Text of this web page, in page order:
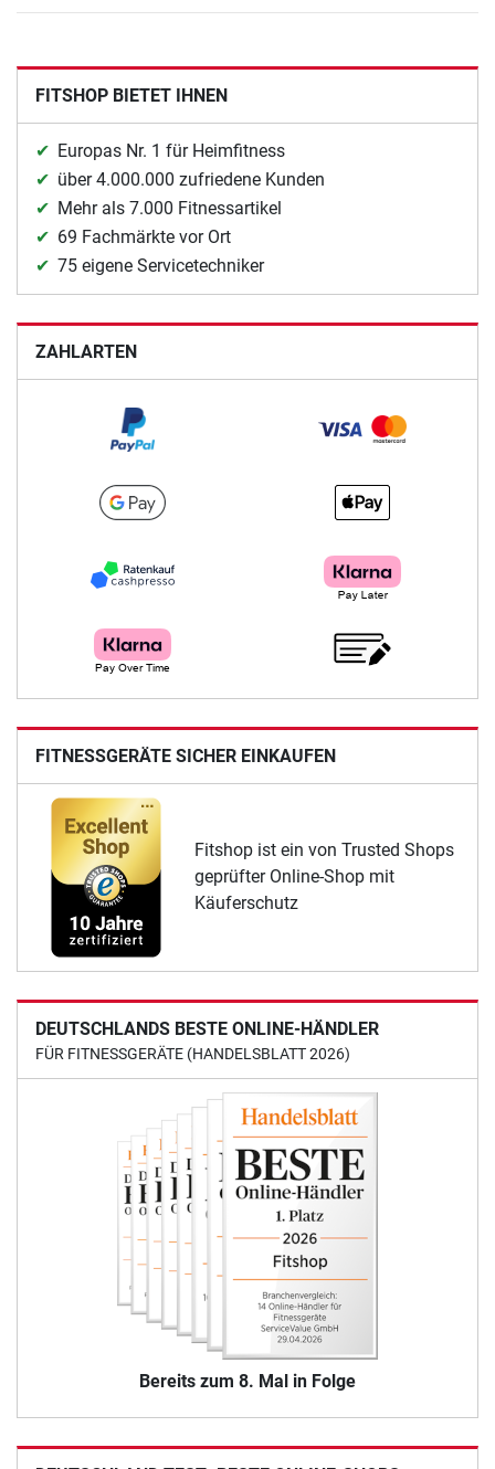
FITSHOP BIETET IHNEN
Europas Nr. 1 für Heimfitness
über 4.000.000 zufriedene Kunden
Mehr als 7.000 Fitnessartikel
69 Fachmärkte vor Ort
75 eigene Servicetechniker
ZAHLARTEN
FITNESSGERÄTE SICHER EINKAUFEN
Fitshop ist ein von Trusted Shops
geprüfter Online-Shop mit
Käuferschutz
DEUTSCHLANDS BESTE ONLINE-HÄNDLER
FÜR FITNESSGERÄTE (HANDELSBLATT 2026)
Bereits zum 8. Mal in Folge